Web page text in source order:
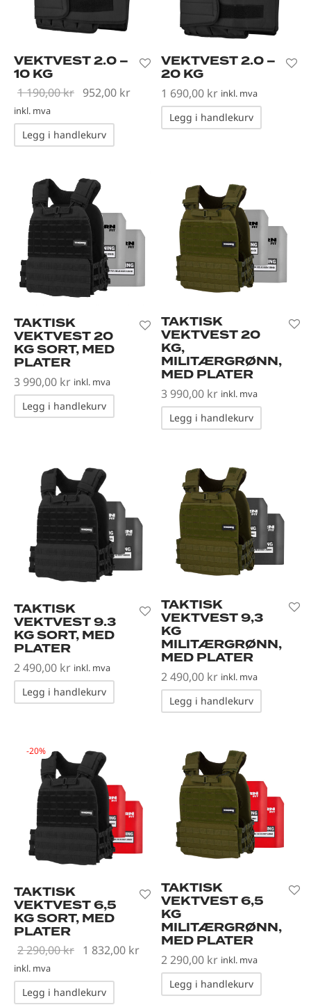
VEKTVEST 2.0 –
10 KG
1 190,00kr Opprinnelig
190,00 kr.
952,00 kr Nåværende
pris er:
952,00 kr.
inkl. mva
Legg i handlekurv
VEKTVEST 2.0 –
20 KG
1 690,00 kr inkl. mva
Legg i handlekurv
TAKTISK
VEKTVEST 20
KG SORT, MED
PLATER
3 990,00 kr inkl. mva
Legg i handlekurv
TAKTISK
VEKTVEST 20
KG,
MILITÆRGRØNN,
MED PLATER
3 990,00 kr inkl. mva
Legg i handlekurv
TAKTISK
VEKTVEST 9.3
KG SORT, MED
PLATER
2 490,00 kr inkl. mva
Legg i handlekurv
TAKTISK
VEKTVEST 9,3
KG
MILITÆRGRØNN,
MED PLATER
2 490,00 kr inkl. mva
Legg i handlekurv
-20%
TAKTISK
VEKTVEST 6,5
KG SORT, MED
PLATER
2 290,00kr Opprinnelig
290,00 kr.
1 832,00 kr Nåværende
pris er: 1
832,00 kr.
inkl. mva
Legg i handlekurv
TAKTISK
VEKTVEST 6,5
KG
MILITÆRGRØNN,
MED PLATER
2 290,00 kr inkl. mva
Legg i handlekurv